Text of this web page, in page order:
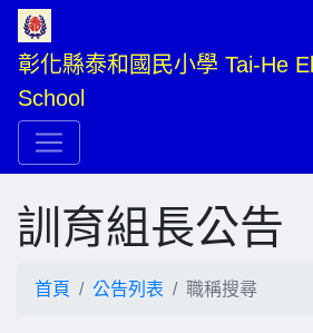
彰化縣泰和國民小學 Tai-He
School
訓育組長公告
首頁 公告列表 職稱搜尋